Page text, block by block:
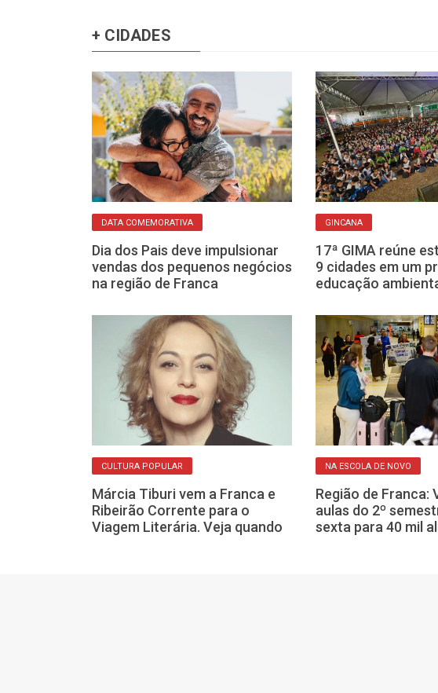
+ CIDADES
DATA COMEMORATIVA
Dia dos Pais deve impulsionar
vendas dos pequenos negócios
na região de Franca
GINCANA
17ª GIMA reúne
9 cidades em um
educação
CULTURA POPULAR
Márcia Tiburi vem a Franca e
Ribeirão Corrente para o
Viagem Literária. Veja quando
NA ESCOLA DE NOVO
Região de Franca:
aulas do 2º
sexta para 40 mil